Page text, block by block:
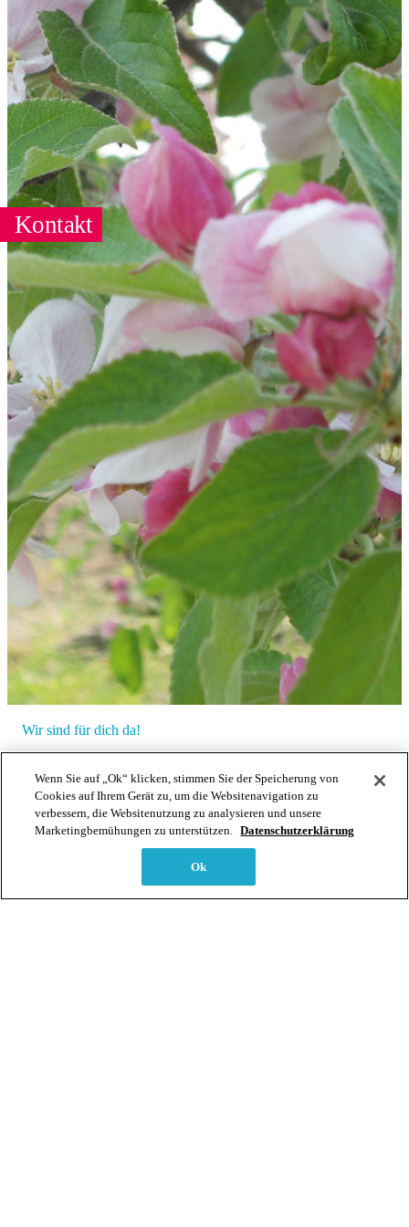
Kontakt
Wir sind für dich da!
Hauptsitz Thun
Bodyfeet AG
Aarestrasse 30
Tel. +41 33 225 44 22
Wenn Sie auf „Ok“ klicken, stimmen Sie der Speicherung von
Cookies auf Ihrem Gerät zu, um die Websitenavigation zu
verbessern, die Websitenutzung zu analysieren und unsere
Marketingbemühungen zu unterstützen. Datenschutzerklärung
Ok